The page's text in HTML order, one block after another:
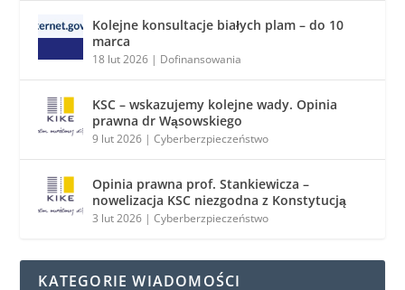
Kolejne konsultacje białych plam – do 10
marca
18 lut 2026 | Dofinansowania
KSC – wskazujemy kolejne wady. Opinia
prawna dr Wąsowskiego
9 lut 2026 |Cyberberzpieczeństwo
Opinia prawna prof. Stankiewicza –
nowelizacja KSC niezgodna z Konstytucją
3 lut 2026 |Cyberberzpieczeństwo
KATEGORIE WIADOMOŚCI